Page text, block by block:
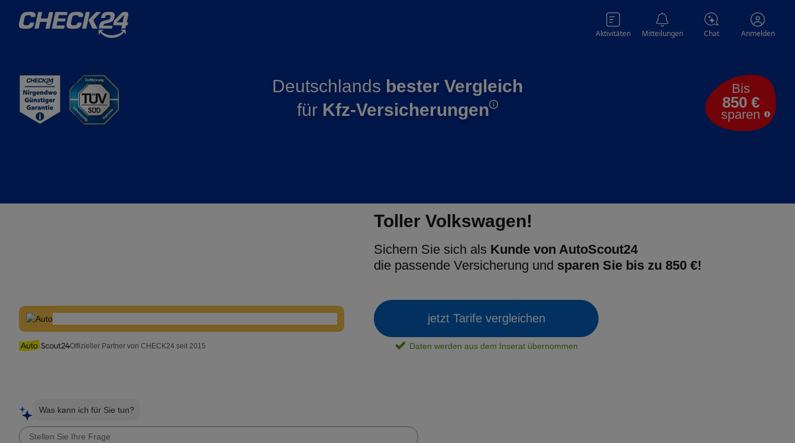
Aktivitäten Mitteilungen Chat Anmelden
Deutschlands bester Vergleich
für Kfz-Versicherungen
Bis
850 €
sparen
Offizieller Partner von CHECK24 seit 2015
Toller Volkswagen!
Sichern Sie sich als Kunde von AutoScout24
die passende Versicherung und sparen Sie bis zu 850 €!
jetzt Tarife vergleichen
Daten werden aus dem Inserat übernommen
Was kann ich für Sie tun?